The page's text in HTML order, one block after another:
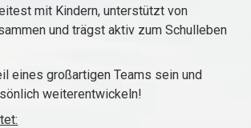
mit Kindern, unterstützt von
und trägst aktiv zum Schulleben
eines großartigen Teams sein und
weiterentwickeln!